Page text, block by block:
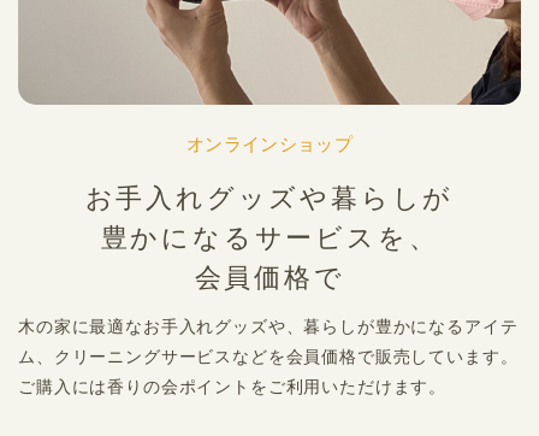
オンラインショップ
お手入れグッズや暮らしが
豊かになるサービスを、
会員価格で
木の家に最適なお手入れグッズや、暮らしが豊かになるアイテ
ム、クリーニングサービスなどを会員価格で販売しています。
ご購入には香りの会ポイントをご利用いただけます。